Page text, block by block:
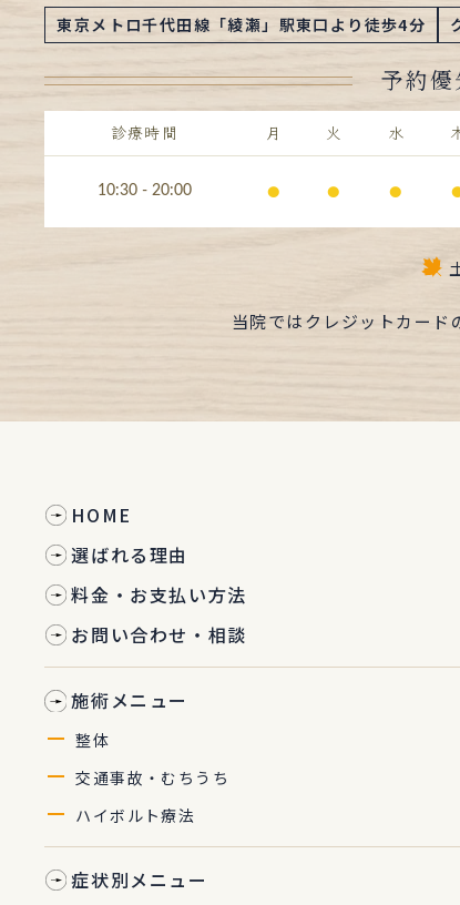
東京メトロ千代田線「綾瀬」駅東口より徒歩4分
予約優
診療時間 月 火 水
10:30 - 20:00 ⚫︎ ⚫︎ ⚫︎
当院ではクレジットカード
HOME
選ばれる理由
料金・お支払い方法
お問い合わせ・相談
施術メニュー
整体
交通事故・むちうち
ハイボルト療法
症状別メニュー